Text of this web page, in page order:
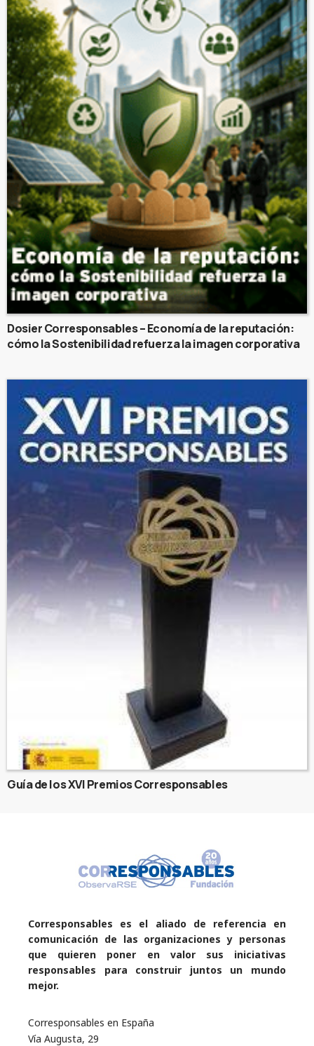
Dosier Corresponsables – Economía de la reputación:
cómo la Sostenibilidad refuerza la imagen corporativa
Guía de los XVI Premios Corresponsables
Corresponsables es el aliado de referencia en
comunicación de las organizaciones y personas
que quieren poner en valor sus iniciativas
responsables para construir juntos un mundo
mejor.
Corresponsables en España
Vía Augusta, 29